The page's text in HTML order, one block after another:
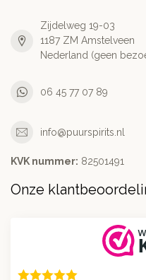
Zijdelweg 19-03
1187 ZM Amstelveen
Nederland (geen
06 45 77 07 89
info@puurspirits.nl
KVK nummer: 82501491
Onze